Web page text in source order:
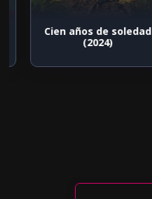
Cien años de soledad
(2024)